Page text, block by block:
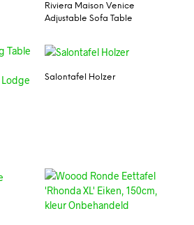
Riviera Maison Venice
Adjustable Sofa Table
Salontafel Holzer